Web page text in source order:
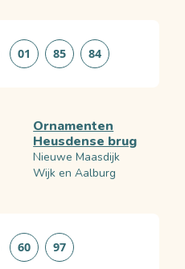
01 85 84
Ornamenten
Heusdense brug
Nieuwe Maasdijk
Wijk en Aalburg
60 97